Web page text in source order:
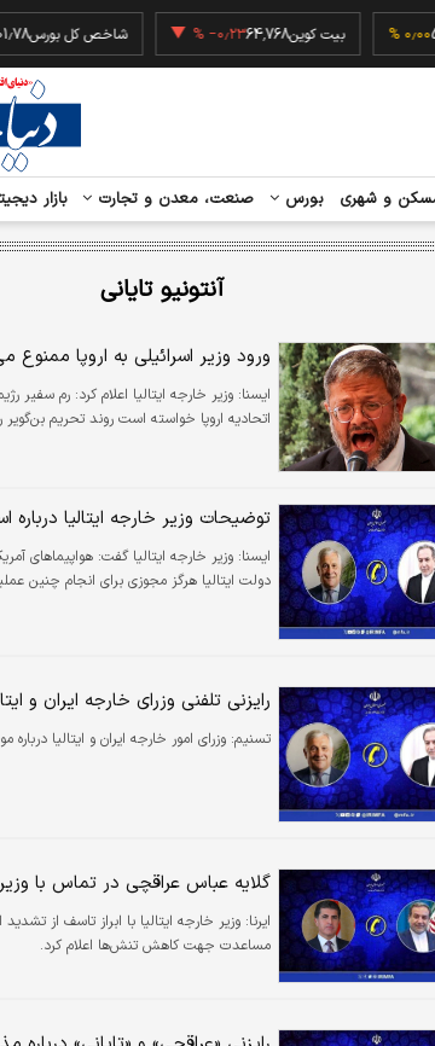
50,991۰٫۰۰ % بیت کوین64,768 ‎−۰٫۲۳ % شاخص کل
و شهری بورس صنعت، معدن و تجارت بازار
آنتونیو تایانی
ورود وزیر اسرائیلی به اروپا ممنوع
ايسنا:
وزیر خارجه ایتالیا
اتحادیه اروپا خواسته است روند تحریم بن‌گویر
توضیحات وزیر خارجه ایتالیا
ايسنا: وزیر خارجه ایتالیا گفت: هواپیماهای
دولت ایتالیا هرگز مجوزی برای انجام چنین
رایزنی تلفنی وزرای خارجه ایران و
تسنیم: ​وزرای امور خارجه ایران و ایتالیا
گلایه عباس عراقچی در تماس با وزیر
ایرنا: وزیر خارجه ایتالیا با ابراز تاسف از
مساعدت جهت کاهش تنش‌ها اعلام کرد.